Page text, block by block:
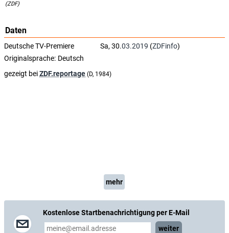
(ZDF)
Daten
Deutsche TV-Premiere Sa, 30.03.2019 (ZDFinfo)
Originalsprache: Deutsch
gezeigt beiZDF.reportage (D, 1984)
mehr
Kostenlose Startbenachrichtigung per E-Mail
weiter